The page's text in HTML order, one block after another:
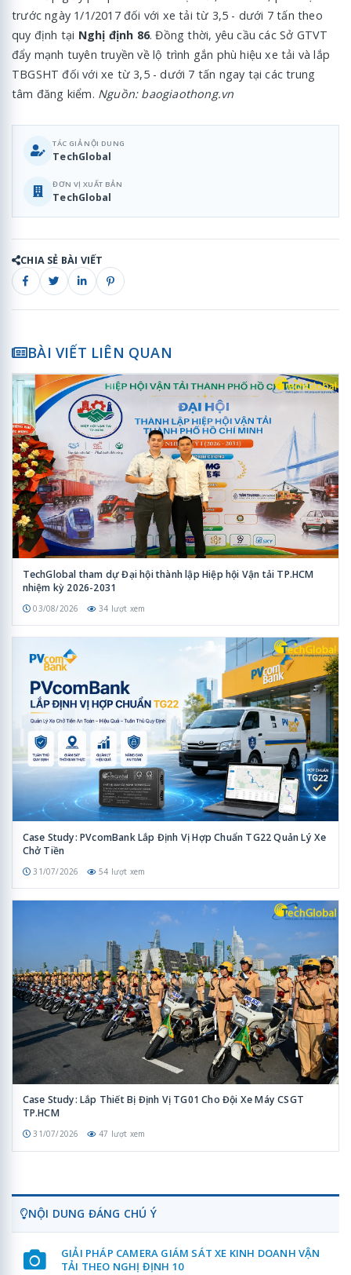
trước ngày 1/1/2017 đối với xe tải từ 3,5 - dưới 7 tấn theo
quy định tại Nghị định 86. Đồng thời, yêu cầu các Sở GTVT
đẩy mạnh tuyên truyền về lộ trình gắn phù hiệu xe tải và lắp
TBGSHT đối với xe từ 3,5 - dưới 7 tấn ngay tại các trung
tâm đăng kiểm. Nguồn: baogiaothong.vn
TÁC GIẢ NỘI DUNG
TechGlobal
ĐƠN VỊ XUẤT BẢN
TechGlobal
CHIA SẺ BÀI VIẾT
BÀI VIẾT LIÊN QUAN
TechGlobal tham dự Đại hội thành lập Hiệp hội Vận tải TP.HCM
nhiệm kỳ 2026-2031
03/08/2026 34 lượt xem
Case Study: PVcomBank Lắp Định Vị Hợp Chuẩn TG22 Quản Lý Xe
Chở Tiền
31/07/2026 54 lượt xem
Case Study: Lắp Thiết Bị Định Vị TG01 Cho Đội Xe Máy CSGT
TP.HCM
31/07/2026 47 lượt xem
NỘI DUNG ĐÁNG CHÚ Ý
GIẢI PHÁP CAMERA GIÁM SÁT XE KINH DOANH VẬN
TẢI THEO NGHỊ ĐỊNH 10